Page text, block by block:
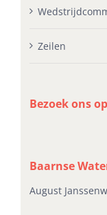
Zeilen
Bezoek ons
Baarnse
August